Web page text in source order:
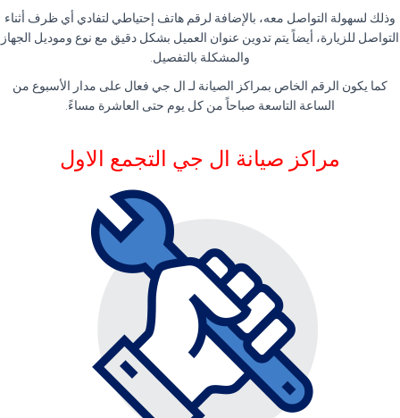
وذلك لسهولة التواصل معه، بالإضافة لرقم هاتف إحتياطي لتفادي أي ظرف أثناء
التواصل للزيارة، أيضاً يتم تدوين عنوان العميل بشكل دقيق مع نوع وموديل الجهاز
والمشكلة بالتفصيل.
كما يكون الرقم الخاص بمراكز الصيانة لـ ال جي فعال على مدار الأسبوع من
الساعة التاسعة صباحاً من كل يوم حتى العاشرة مساءً.
مراكز صيانة ال جي التجمع الاول